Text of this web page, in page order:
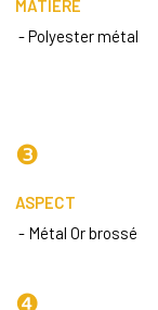
MATIERE
- Polyester métal
❸
ASPECT
- Métal Or brossé
❹